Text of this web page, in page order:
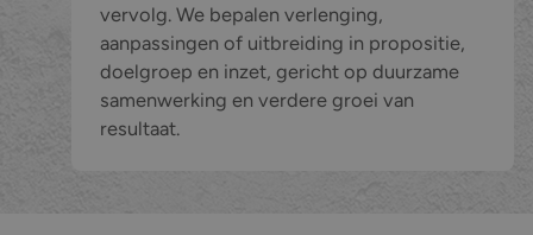
vervolg. We bepalen verlenging,
aanpassingen of uitbreiding in propositie,
doelgroep en inzet, gericht op duurzame
samenwerking en verdere groei van
resultaat.